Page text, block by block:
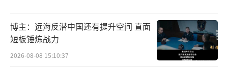
博主：远海反潜中国还有提升空间 直面
短板锤炼战力
2026-08-08 15:10:37